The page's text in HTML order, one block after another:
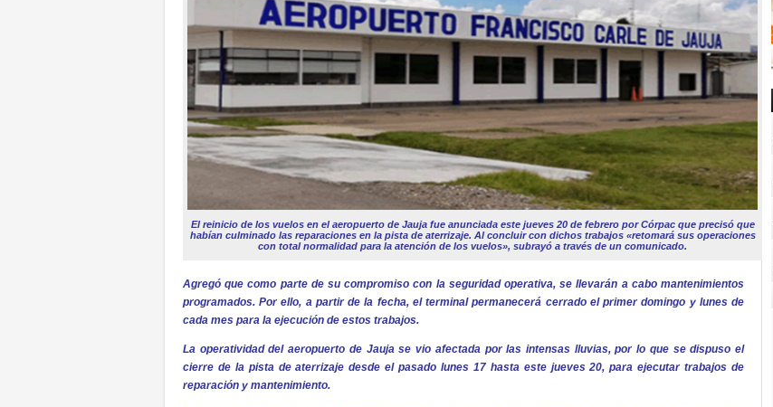
El reinicio de los vuelos en el aeropuerto de Jauja fue anunciada este jueves 20 de febrero por Córpac que precisó que
habían culminado las reparaciones en la pista de aterrizaje. Al concluir con dichos trabajos «retomará sus operaciones
con total normalidad para la atención de los vuelos», subrayó a través de un comunicado.
Agregó que como parte de su compromiso con la seguridad operativa, se llevarán a cabo mantenimientos
programados. Por ello, a partir de la fecha, el terminal permanecerá cerrado el primer domingo y lunes de
cada mes para la ejecución de estos trabajos.
La operatividad del aeropuerto de Jauja se vio afectada por las intensas lluvias, por lo que se dispuso el
cierre de la pista de aterrizaje desde el pasado lunes 17 hasta este jueves 20, para ejecutar trabajos de
reparación y mantenimiento.